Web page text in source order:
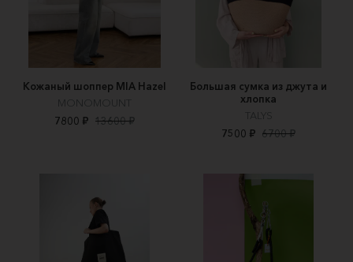
Кожаный шоппер MIA Hazel
MONOMOUNT
7800 ₽ 13600 ₽
Большая сумка из джута и
хлопка
TALYS
7500 ₽ 6700 ₽